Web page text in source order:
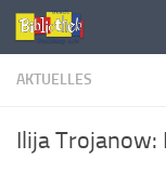
AKTUELLES
Ilija Trojanow: